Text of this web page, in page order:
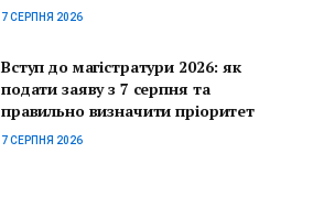
7 СЕРПНЯ 2026
Вступ до магістратури 2026: як
подати заяву з 7 серпня та
правильно визначити пріоритет
7 СЕРПНЯ 2026